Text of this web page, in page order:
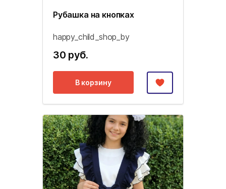
Рубашка на кнопках
happy_child_shop_by
30 руб.
В корзину